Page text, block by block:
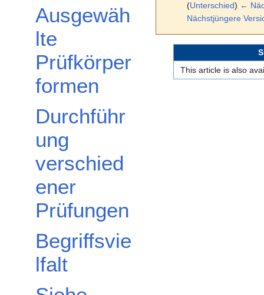
Ausgewäh
lte
Prüfkörper
formen
Durchführ
ung
verschied
ener
Prüfungen
Begriffsvie
lfalt
(Unterschied) ←
Nächstjüngere
This article is also